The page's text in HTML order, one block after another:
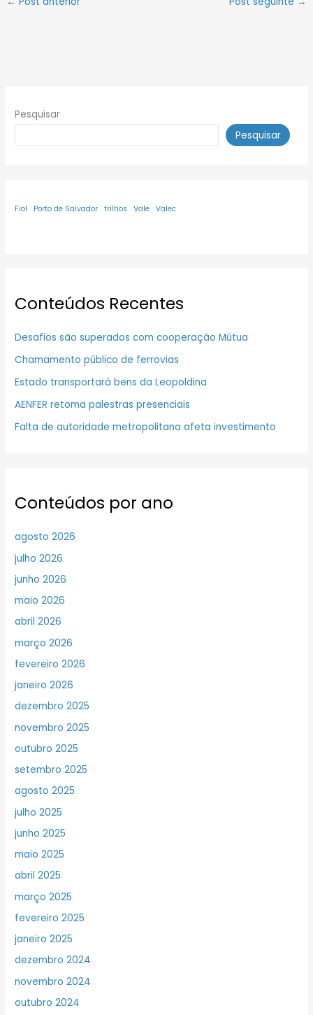
Pesquisar
Pesquisar
Fiol Porto de Salvador trilhos Vale Valec
Conteúdos Recentes
Desafios são superados com cooperação Mútua
Chamamento público de ferrovias
Estado transportará bens da Leopoldina
AENFER retoma palestras presenciais
Falta de autoridade metropolitana afeta investimento
Conteúdos por ano
agosto 2026
julho 2026
junho 2026
maio 2026
abril 2026
março 2026
fevereiro 2026
janeiro 2026
dezembro 2025
novembro 2025
outubro 2025
setembro 2025
agosto 2025
julho 2025
junho 2025
maio 2025
abril 2025
março 2025
fevereiro 2025
janeiro 2025
dezembro 2024
novembro 2024
outubro 2024